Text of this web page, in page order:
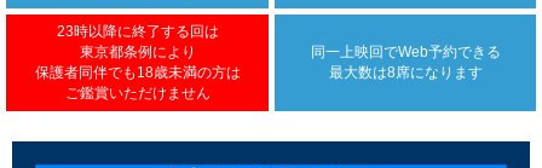
23時以降に終了する回は
東京都条例により
保護者同伴でも18歳未満の方は
ご鑑賞いただけません
同一上映回でWeb予約できる
最大数は8席になります